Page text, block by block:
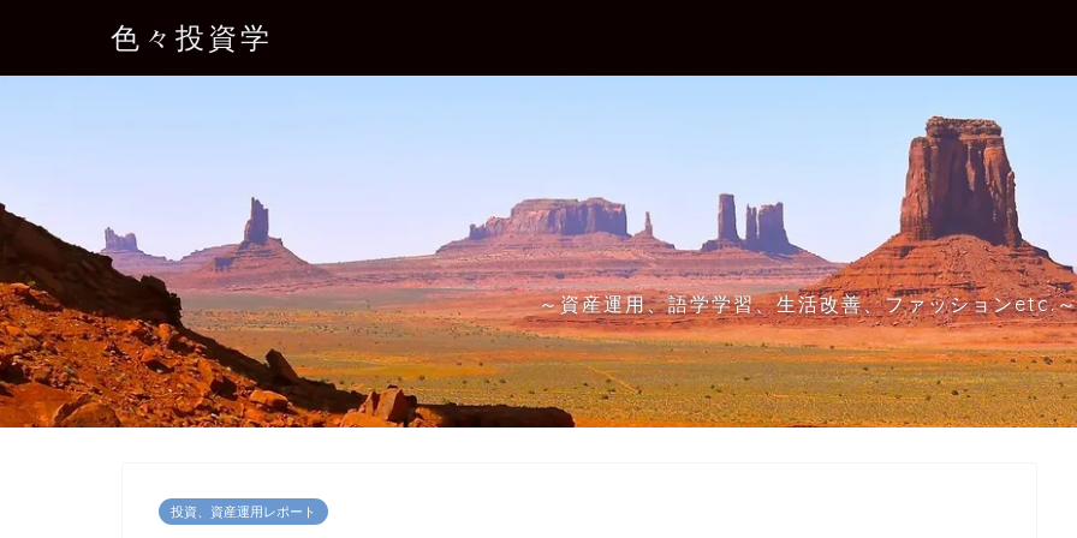
色々投資学
～資産運用、語学学習、生活改善、ファッションetc.～
投資、資産運用レポート